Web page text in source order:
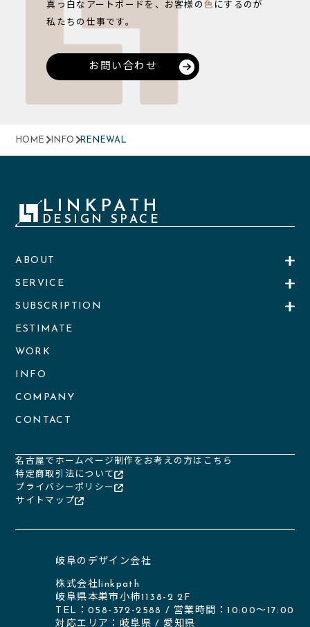
真っ白なアートボードを、お客様の 色 にするのが
私たちの仕事です。
お問い合わせ
HOME INFO RENEWAL
LINKPATH
DESIGN SPACE
ABOUT
SERVICE
SUBSCRIPTION
ESTIMATE
WORK
INFO
COMPANY
CONTACT
名古屋でホームページ制作をお考えの方はこちら
特定商取引法について
プライバシーポリシー
サイトマップ
岐阜のデザイン会社
株式会社linkpath
岐阜県本巣市小柿1138-2 2F
TEL：058-372-2588 / 営業時間：10:00〜17:00
対応エリア： 岐阜県 / 愛知県